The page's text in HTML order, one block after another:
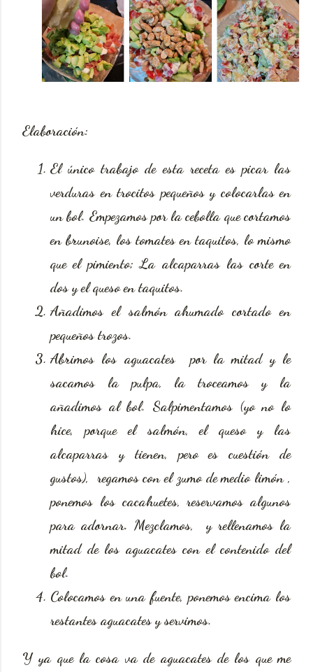
Elaboración:
El único trabajo de esta receta es picar las
verduras en trocitos pequeños y colocarlas en
un bol. Empezamos por la cebolla que cortamos
en brunoise, los tomates en taquitos, lo mismo
que el pimiento; La alcaparras las corte en
dos y el queso en taquitos.
Añadimos el salmón ahumado cortado en
pequeños trozos.
Abrimos los aguacates por la mitad y le
sacamos la pulpa, la troceamos y la
añadimos al bol. Salpimentamos (yo no lo
hice, porque el salmón, el queso y las
alcaparras y tienen, pero es cuestión de
gustos), regamos con el zumo de medio limón ,
ponemos los cacahuetes, reservamos algunos
para adornar. Mezclamos, y rellenamos la
mitad de los aguacates con el contenido del
bol.
Colocamos en una fuente, ponemos encima los
restantes aguacates y servimos.
Y ya que la cosa va de aguacates de los que me